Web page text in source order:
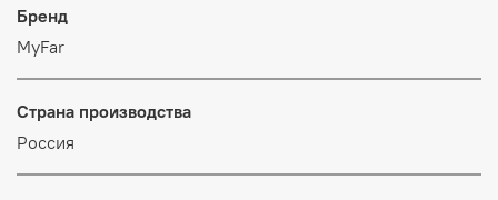
Бренд
MyFar
Страна производства
Россия